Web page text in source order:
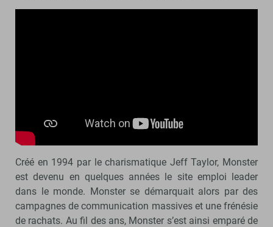
Créé en 1994 par le charismatique Jeff Taylor, Monster
est devenu en quelques années le site emploi leader
dans le monde. Monster se démarquait alors par des
campagnes de communication massives et une frénésie
de rachats. Au fil des ans, Monster s’est ainsi emparé de